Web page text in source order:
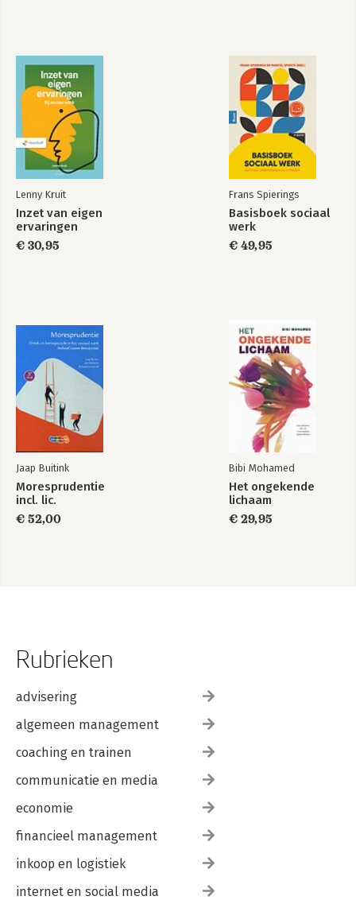
Lenny Kruit
Inzet van eigen
ervaringen
€ 30,95
Frans Spierings
Basisboek sociaal
werk
€ 49,95
Jaap Buitink
Moresprudentie
incl. lic.
€ 52,00
Bibi Mohamed
Het ongekende
lichaam
€ 29,95
Rubrieken
advisering
algemeen management
coaching en trainen
communicatie en media
economie
financieel management
inkoop en logistiek
internet en social media